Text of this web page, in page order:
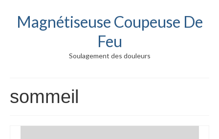
Magnétiseuse Coupeuse De
Feu
Soulagement des douleurs
sommeil